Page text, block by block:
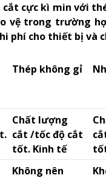
cực kì min với
vệ trong trường
phí cho thiết bị và
Thép không gỉ
Chất lượng
cắt /tốc độ cắt
tốt. Kinh tế
Không nên